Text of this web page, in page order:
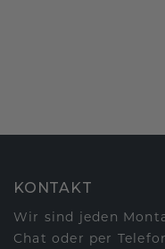
KONTAKT
Wir sind jeden
Chat oder per